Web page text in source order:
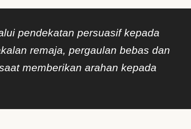
pendekatan persuasif kepada
remaja, pergaulan bebas dan
memberikan arahan kepada